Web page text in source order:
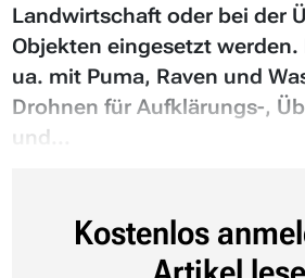
Landwirtschaft oder bei der
Objekten eingesetzt
ua. mit Puma, Raven und
Drohnen für Aufklärungs-,
und...
Kostenlos